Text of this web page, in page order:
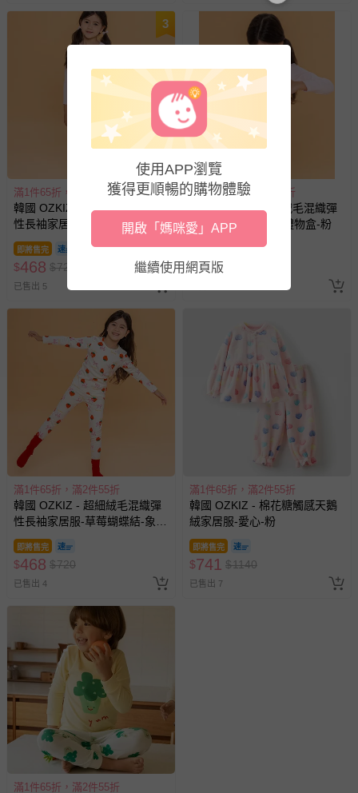
3
滿1件65折，滿2件55折
韓國 OZKIZ - 超細絨毛混織彈
性長袖家居服-兔子甜點-粉
即將售完
$468 $720
已售出 5
滿1件65折，滿2件55折
韓國 OZKIZ - 超細絨毛混織彈
性長袖家居服-貓咪禮物盒-粉
即將售完
$468
滿1件65折，滿2件55折
韓國 OZKIZ - 超細絨毛混織彈
性長袖家居服-草莓蝴蝶結-象牙
白
即將售完
$468 $720
已售出 4
滿1件65折，滿2件55折
韓國 OZKIZ - 棉花糖觸感天鵝
絨家居服-愛心-粉
即將售完
$741 $1140
已售出 7
滿1件65折，滿2件55折
使用APP瀏覽
獲得更順暢的購物體驗
開啟「媽咪愛」APP
繼續使用網頁版